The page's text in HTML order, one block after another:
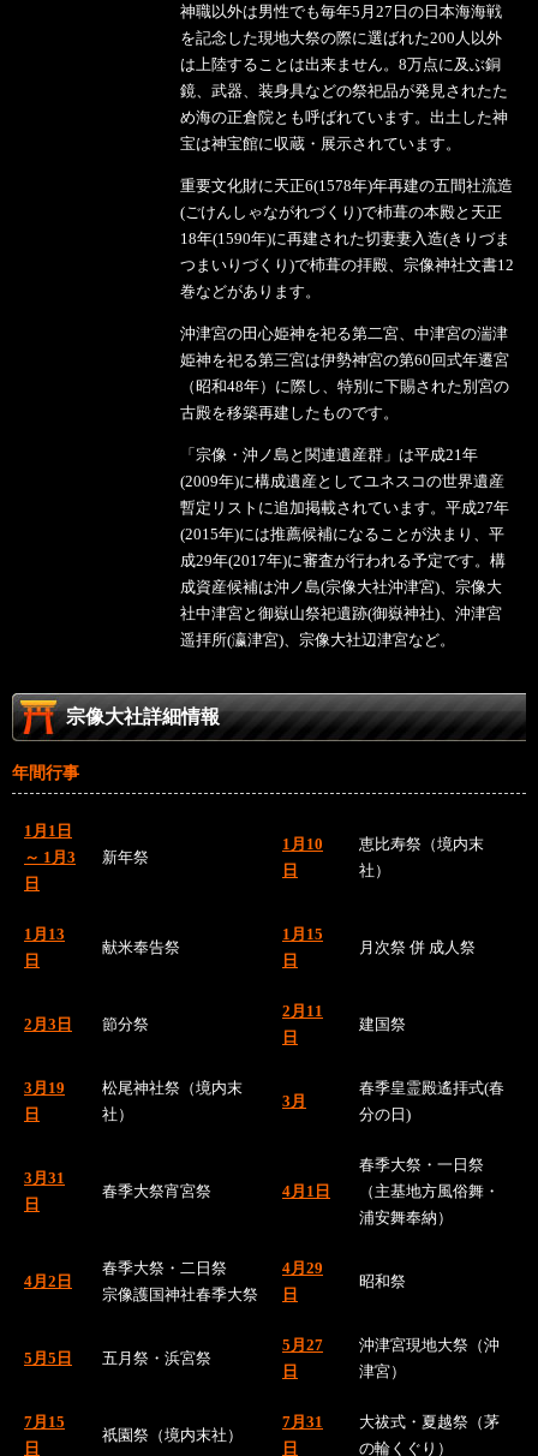
神職以外は男性でも毎年5月27日の日本海海戦
を記念した現地大祭の際に選ばれた200人以外
は上陸することは出来ません。8万点に及ぶ銅
鏡、武器、装身具などの祭祀品が発見されたた
め海の正倉院とも呼ばれています。出土した神
宝は神宝館に収蔵・展示されています。
重要文化財に天正6(1578年)年再建の五間社流造
(ごけんしゃながれづくり)で杮葺の本殿と天正
18年(1590年)に再建された切妻妻入造(きりづま
つまいりづくり)で杮葺の拝殿、宗像神社文書12
巻などがあります。
沖津宮の田心姫神を祀る第二宮、中津宮の湍津
姫神を祀る第三宮は伊勢神宮の第60回式年遷宮
（昭和48年）に際し、特別に下賜された別宮の
古殿を移築再建したものです。
「宗像・沖ノ島と関連遺産群」は平成21年
(2009年)に構成遺産としてユネスコの世界遺産
暫定リストに追加掲載されています。平成27年
(2015年)には推薦候補になることが決まり、平
成29年(2017年)に審査が行われる予定です。構
成資産候補は沖ノ島(宗像大社沖津宮)、宗像大
社中津宮と御嶽山祭祀遺跡(御嶽神社)、沖津宮
遥拝所(瀛津宮)、宗像大社辺津宮など。
宗像大社詳細情報
年間行事
1月1日
～ 1月3
日
新年祭
1月10
日
恵比寿祭（境内末
社）
1月13
日
献米奉告祭
1月15
日
月次祭 併 成人祭
2月3日 節分祭
2月11
日
建国祭
3月19
日
松尾神社祭（境内末
社）
3月
春季皇霊殿遙拝式(春
分の日)
3月31
日
春季大祭宵宮祭 4月1日
春季大祭・一日祭
（主基地方風俗舞・
浦安舞奉納）
4月2日
春季大祭・二日祭
宗像護国神社春季大祭
4月29
日
昭和祭
5月5日 五月祭・浜宮祭
5月27
日
沖津宮現地大祭（沖
津宮）
7月15
日
祇園祭（境内末社）
7月31
日
大祓式・夏越祭（茅
の輪くぐり）